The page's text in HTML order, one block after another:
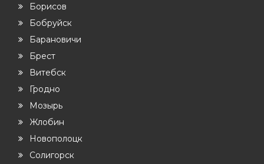
Борисов
Бобруйск
Барановичи
Брест
Витебск
Гродно
Мозырь
Жлобин
Новополоцк
Солигорск